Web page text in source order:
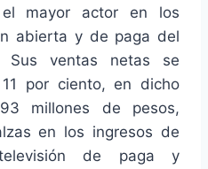
mayor actor en los
abierta y de paga del
Sus ventas netas se
por ciento, en dicho
millones de pesos,
en los ingresos de
de paga y